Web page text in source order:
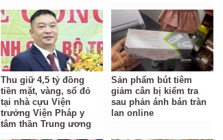
Thu giữ 4,5 tỷ đồng
tiền mặt, vàng, sổ đỏ
tại nhà cựu Viện
trưởng Viện Pháp y
tâm thần Trung ương
Sản phẩm bút tiêm
giảm cân bị kiểm tra
sau phản ánh bán tràn
lan online